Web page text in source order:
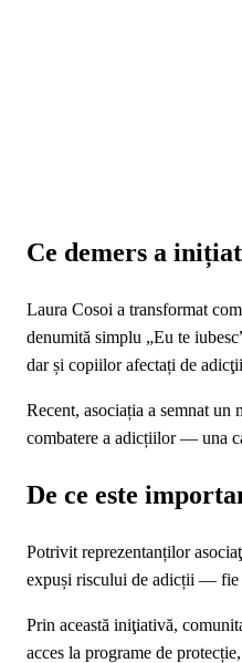
Ce demers a
Laura Cosoi a transformat
denumită simplu „Eu te
dar și copiilor afectați de
Recent, asociația a semnat un
combatere a adicțiilor — una
De ce este
Potrivit reprezentanților
expuși riscului de adicții — fie
Prin această iniţiativă,
acces la programe de